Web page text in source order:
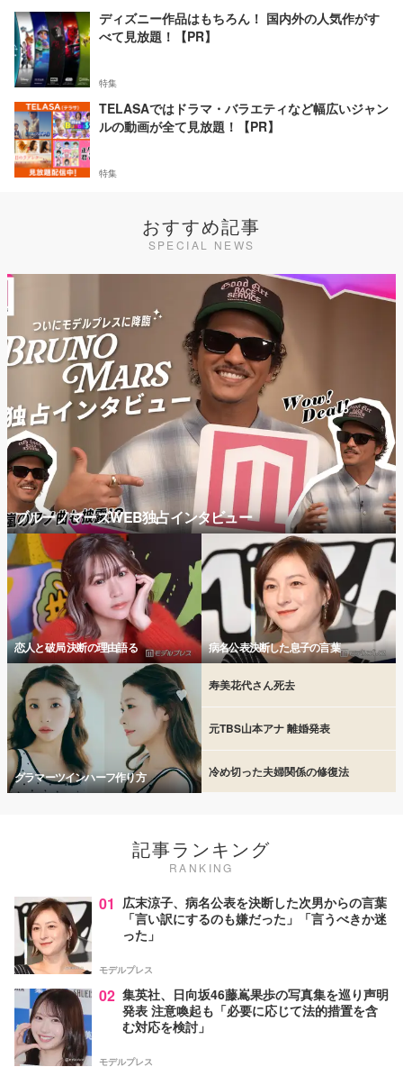
ディズニー作品はもちろん！ 国内外の人気作がす
べて見放題！【PR】
特集
TELASAではドラマ・バラエティなど幅広いジャン
ルの動画が全て見放題！【PR】
特集
おすすめ記事
SPECIAL NEWS
ブルーノマーズWEB独占インタビュー
恋人と破局 決断の理由語る 病名公表決断した息子の言葉
グラマーツインハーフ作り方
寿美花代さん死去
元TBS山本アナ 離婚発表
冷め切った夫婦関係の修復法
記事ランキング
RANKING
01 広末涼子、病名公表を決断した次男からの言葉
「言い訳にするのも嫌だった」「言うべきか迷
った」
モデルプレス
02 集英社、日向坂46藤嶌果歩の写真集を巡り声明
発表 注意喚起も「必要に応じて法的措置を含
む対応を検討」
モデルプレス